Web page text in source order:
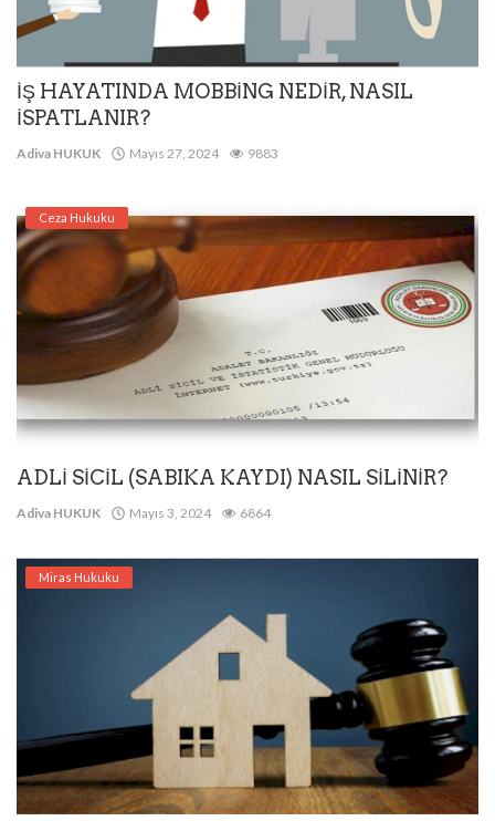
İŞ HAYATINDA MOBBİNG NEDİR, NASIL
İSPATLANIR?
Adiva HUKUK Mayıs 27, 2024 9883
Ceza Hukuku
ADLİ SİCİL (SABIKA KAYDI) NASIL SİLİNİR?
Adiva HUKUK Mayıs 3, 2024 6864
Miras Hukuku